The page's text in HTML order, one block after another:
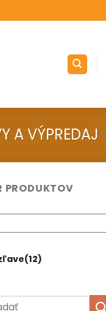
A VÝPREDAJ
PRODUKTOV
(12)